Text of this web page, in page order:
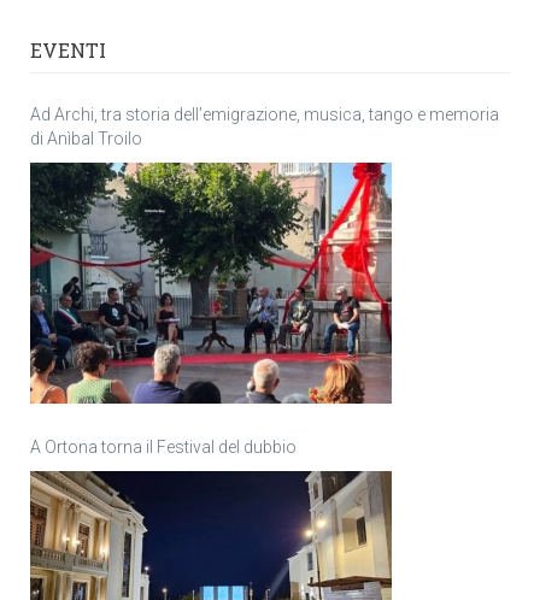
EVENTI
Ad Archi, tra storia dell’emigrazione, musica, tango e memoria
di Anìbal Troilo
A Ortona torna il Festival del dubbio